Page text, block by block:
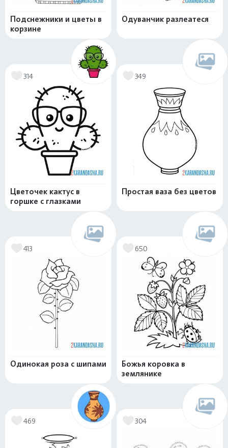
Подснежники и цветы в
корзине
Одуванчик разлеатеся
314
Цветочек кактус в
горшке с глазками
349
Простая ваза без цветов
413
Одинокая роза с шипами
650
Божья коровка в
землянике
469 304